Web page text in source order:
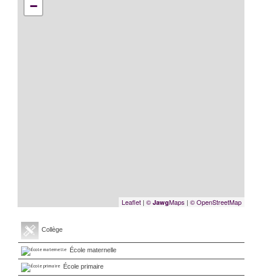
−
Leaflet | © JawgMaps | © OpenStreetMap
Collège
École maternelle
École primaire